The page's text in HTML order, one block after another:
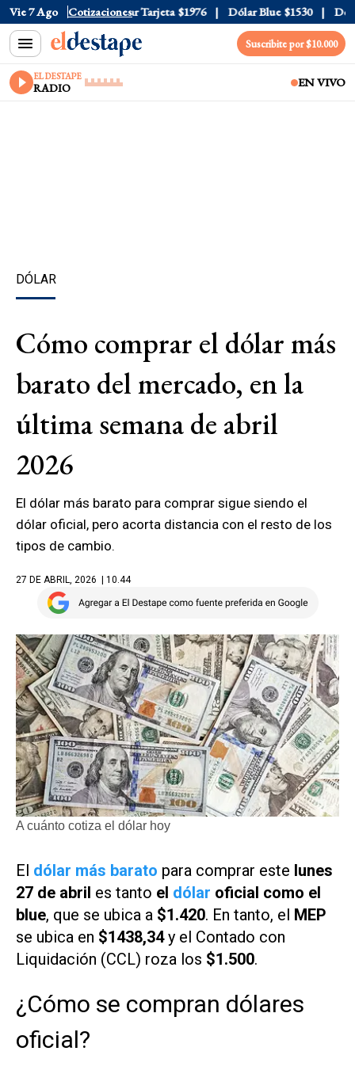
Vie 7 Ago Cotizaciones
Oficial $1520 Dólar Tarjeta $1976 Dólar Blue $1530 Dólar
Suscribite por $10.000
EL DESTAPE
RADIO EN VIVO
DÓLAR
Cómo comprar el dólar más
barato del mercado, en la
última semana de abril
2026
El dólar más barato para comprar sigue siendo el
dólar oficial, pero acorta distancia con el resto de los
tipos de cambio.
27 DE ABRIL, 2026 | 10.44
A cuánto cotiza el dólar hoy
El dólar más barato para comprar este lunes
27 de abril es tanto el dólar oficial como el
blue, que se ubica a $1.420. En tanto, el MEP
se ubica en $1438,34y el Contado con
Liquidación (CCL) roza los $1.500.
¿Cómo se compran dólares
oficial?